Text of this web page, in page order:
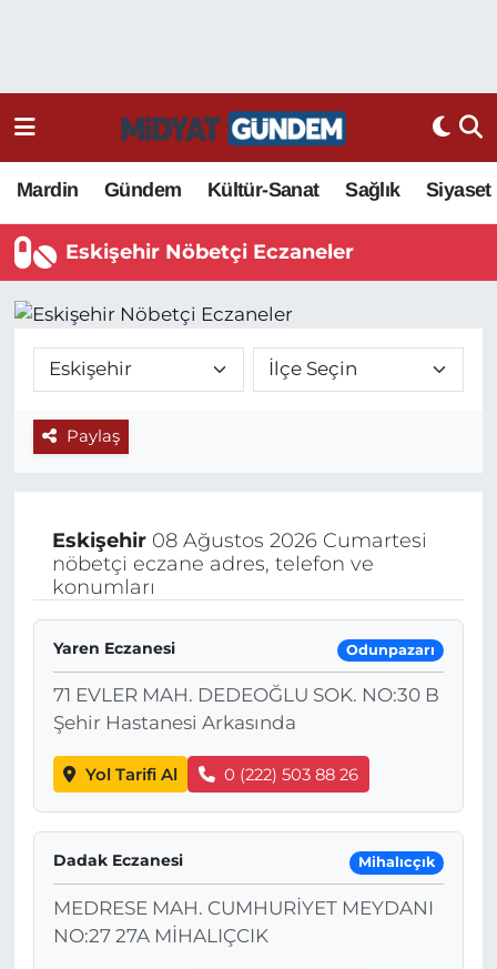
Mardin Gündem Kültür-Sanat Sağlık Siyaset
Eskişehir Nöbetçi Eczaneler
Paylaş
Eskişehir08 Ağustos 2026 Cumartesi
nöbetçi eczane adres, telefon ve
konumları
Yaren Eczanesi Odunpazarı
71 EVLER MAH. DEDEOĞLU SOK. NO:30 B
Şehir Hastanesi Arkasında
Yol Tarifi Al 0 (222) 503 88 26
Dadak Eczanesi Mihalıcçık
MEDRESE MAH. CUMHURİYET MEYDANI
NO:27 27A MİHALIÇCIK